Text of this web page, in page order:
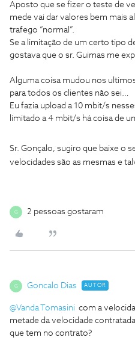
Aposto que se fizer o teste de
mede vai dar valores bem mais
trafego “normal”.
Se a limitação de um certo tipo
gostava que o sr. Guimas me
Alguma coisa mudou nos
para todos os clientes não sei…
Eu fazia upload a 10 mbit/s
limitado a 4 mbit/s há coisa de
Sr. Gonçalo, sugiro que baixe o
velocidades são as mesmas e
G 2 pessoas gostaram
G Goncalo Dias AUTOR
@Vanda Tomasini com a
metade da velocidade
que tem no contrato?